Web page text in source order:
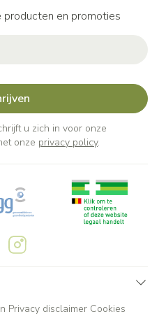
en promoties
u zich in voor onze
onze privacy policy.
Privacy disclaimer Cookies